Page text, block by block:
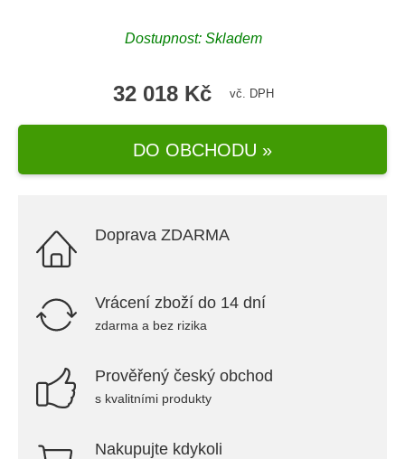
Dostupnost: Skladem
32 018 Kč vč. DPH
DO OBCHODU »
Doprava ZDARMA
Vrácení zboží do 14 dní
zdarma a bez rizika
Prověřený český obchod
s kvalitními produkty
Nakupujte kdykoli